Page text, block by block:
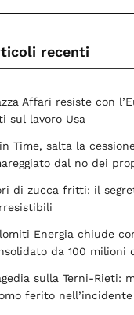
recenti
Affari resiste con
sul lavoro Usa
Time, salta la
dal no dei
di zucca fritti: il
Energia chiude
da 100 milioni
sulla Terni-Rieti:
ferito nell’incidente